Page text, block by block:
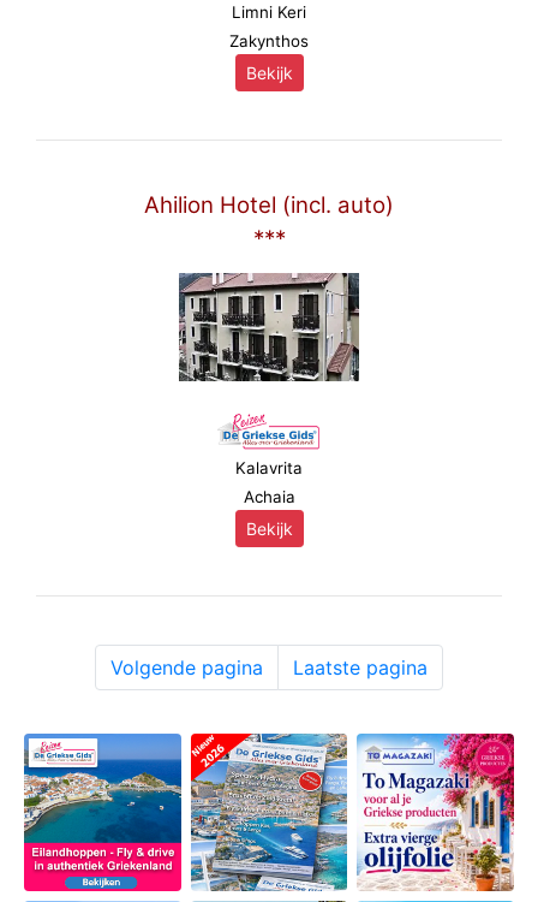
Limni Keri
Zakynthos
Bekijk
Ahilion Hotel (incl. auto)
***
Kalavrita
Achaia
Bekijk
Volgende pagina Laatste pagina